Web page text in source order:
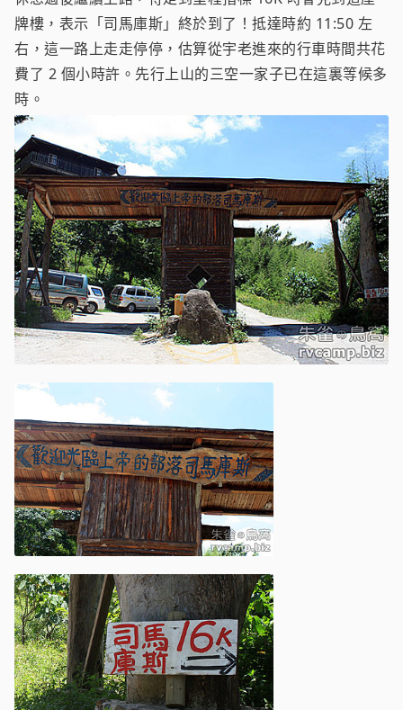
牌樓，表示「司馬庫斯」終於到了！抵達時約 11:50 左
右，這一路上走走停停，估算從宇老進來的行車時間共花
費了 2 個小時許。先行上山的三空一家子已在這裏等候多
時。